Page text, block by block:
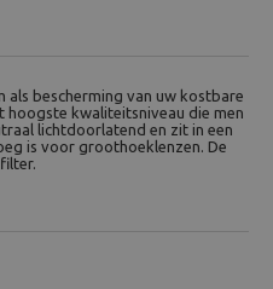
bescherming van uw kostbare
hoogste kwaliteitsniveau die men
lichtdoorlatend en zit in een
is voor groothoeklenzen. De